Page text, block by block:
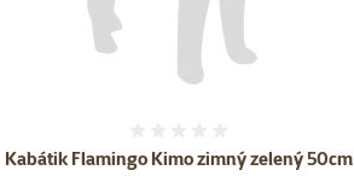
Kabátik Flamingo Kimo zimný zelený 50cm